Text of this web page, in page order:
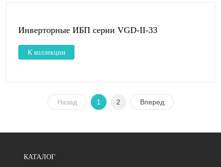
Инверторные ИБП серии VGD-II-33
К коллекции
Назад 1 2 Вперед
КАТАЛОГ